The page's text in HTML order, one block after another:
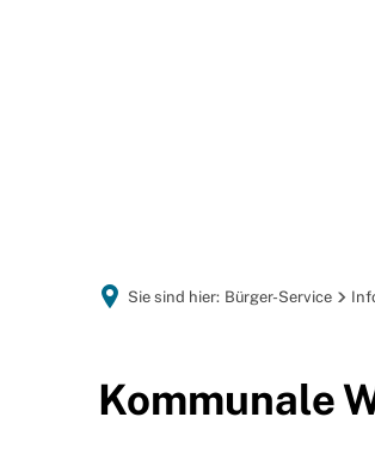
Sie sind hier: Bürger-Service
Wärmeplanung
Kommunale